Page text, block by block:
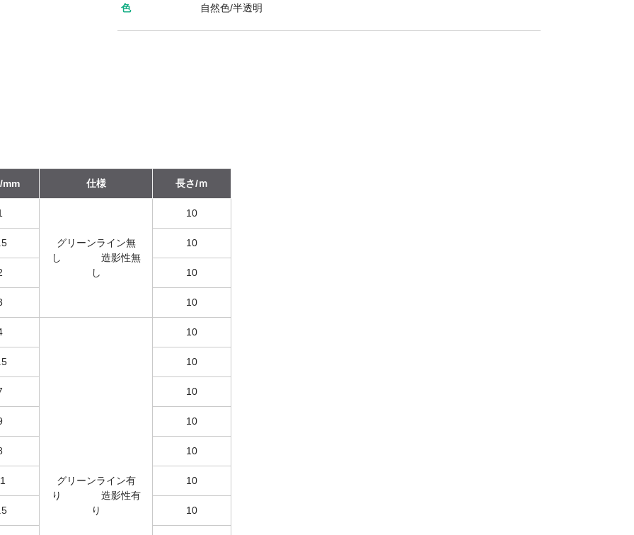
色 自然色/半透明
mm 仕様 長さ/ｍ
グリーンライン無
し 造影性無
し
10
10
10
10
グリーンライン有
り 造影性有
り
10
10
10
10
10
10
10